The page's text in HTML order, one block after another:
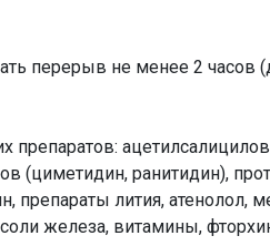
перерыв не менее 2
(циметидин, ранитидин),
препараты лития, атенолол,
железа, витамины,